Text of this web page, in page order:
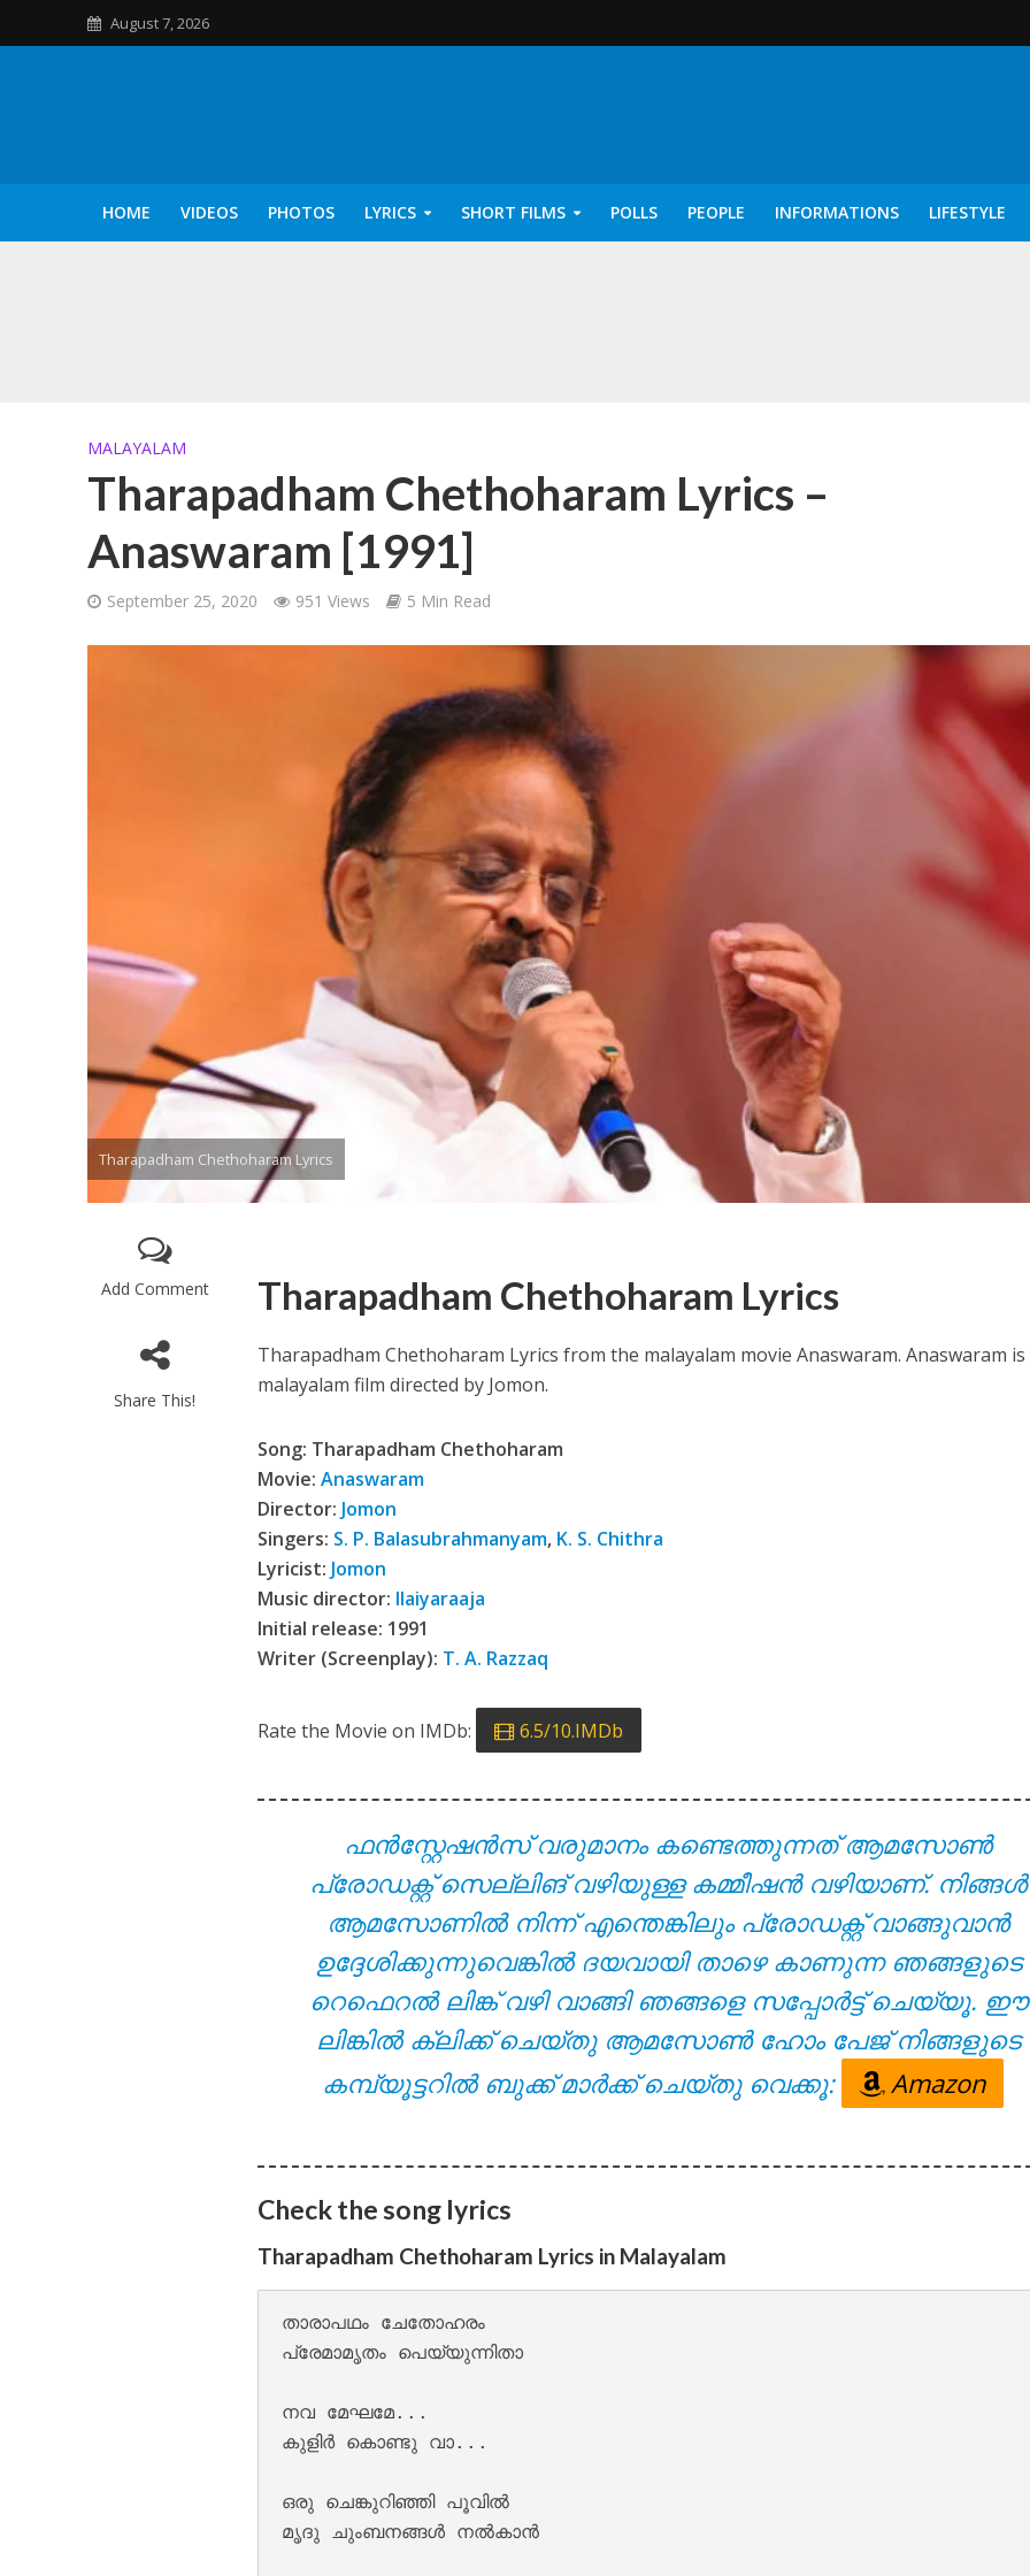
August 7, 2026
HOME VIDEOS PHOTOS LYRICS SHORT FILMS POLLS PEOPLE INFORMATIONS LIFESTYLE
Ponni Nadhi Lyrics – Ponniyin Selvan: I [2022]
Alakadal Lyrics – Ponniyin Selvan: I [2022]
Aanandamo Lyrics – Solomante Theneechakal [2022]
MALAYALAM
Tharapadham Chethoharam Lyrics –
Anaswaram [1991]
September 25, 2020 951 Views 5 Min Read
Tharapadham Chethoharam Lyrics
Add Comment
Share This!
Tharapadham Chethoharam Lyrics
Tharapadham Chethoharam Lyrics from the malayalam movie Anaswaram. Anaswaram is
malayalam film directed by Jomon.
Song: Tharapadham Chethoharam
Movie:Anaswaram
Director: Jomon
Singers: S. P. Balasubrahmanyam, K. S. Chithra
Lyricist: Jomon
Music director: Ilaiyaraaja
Initial release: 1991
Writer (Screenplay): T. A. Razzaq
Rate the Movie on IMDb: 6.5/10.IMDb
ഫൻസ്റ്റേഷൻസ് വരുമാനം കണ്ടെത്തുന്നത് ആമസോൺ
പ്രോഡക്റ്റ് സെല്ലിങ് വഴിയുള്ള കമ്മീഷൻ വഴിയാണ്. നിങ്ങൾ
ആമസോണിൽ നിന്ന് എന്തെങ്കിലും പ്രോഡക്റ്റ് വാങ്ങുവാൻ
ഉദ്ദേശിക്കുന്നുവെങ്കിൽ ദയവായി താഴെ കാണുന്ന ഞങ്ങളുടെ
റെഫെറൽ ലിങ്ക് വഴി വാങ്ങി ഞങ്ങളെ സപ്പോർട്ട് ചെയ്യൂ. ഈ
ലിങ്കിൽ ക്ലിക്ക് ചെയ്തു ആമസോൺ ഹോം പേജ് നിങ്ങളുടെ
കമ്പ്യൂട്ടറിൽ ബുക്ക് മാർക്ക് ചെയ്തു വെക്കൂ:
Amazon
Check the song lyrics
Tharapadham Chethoharam Lyrics in Malayalam
താരാപഥം ചേതോഹരം
പ്രേമാമൃതം പെയ്യുന്നിതാ
നവ മേഘമേ...
കുളിർ കൊണ്ടു വാ...
ഒരു ചെങ്കുറിഞ്ഞി പൂവിൽ
മൃദു ചുംബനങ്ങൾ നൽകാൻ